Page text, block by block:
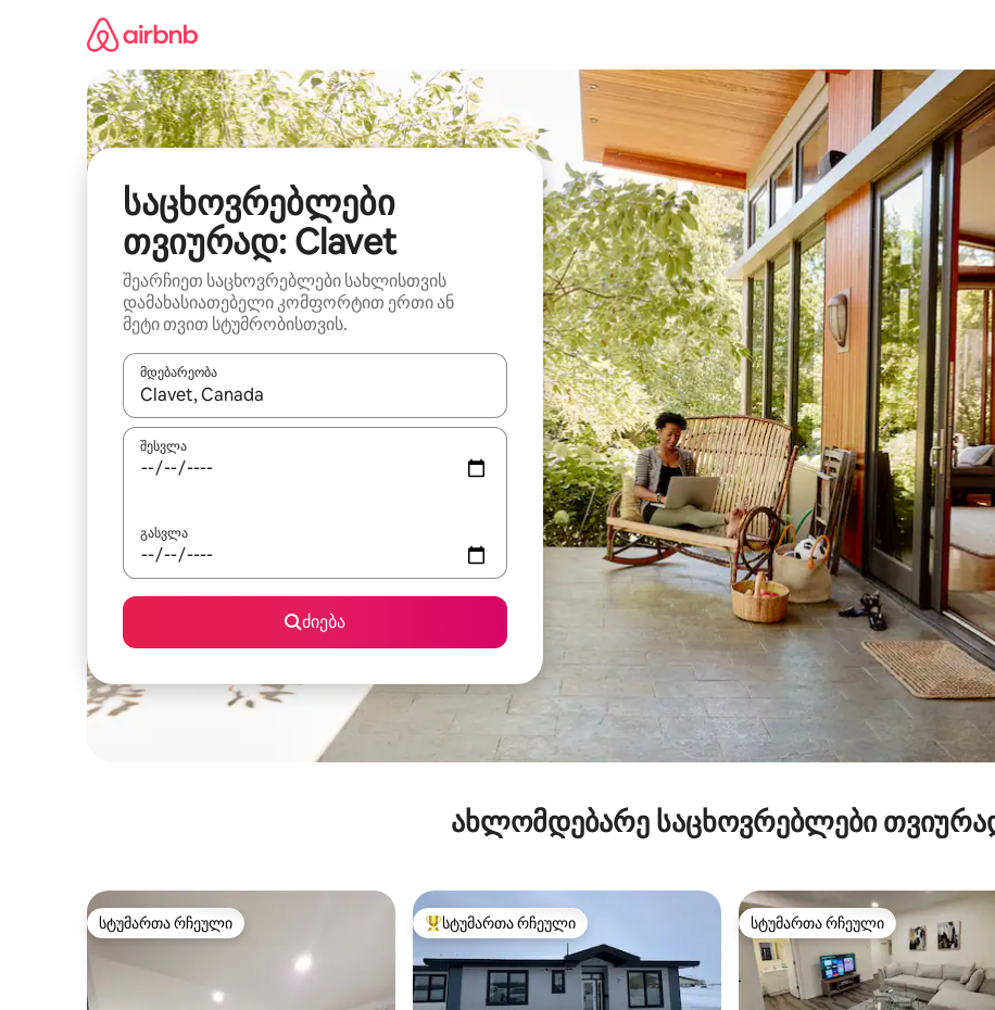
საცხოვრებლები
თვიურად: Clavet
შეარჩიეთ საცხოვრებლები სახლისთვის
დამახასიათებელი კომფორტით ერთი ან
მეტი თვით სტუმრობისთვის.
მდებარეობა
როცა შედეგები ხელმისაწვდომი გახდება, ნავიგაციისთვის გამოიყენეთ კლავიშები ზემოთ/ქვემოთ მიმართული ისრებით ან
შესვლა
გასვლა
ძიება
ახლომდებარე საცხოვრებლები
სტუმართა რჩეული
სტუმართა რჩეული სტუმართა რჩეული მოწინავე ვარიანტი
სტუმართა რჩეული სტუმართა რჩეული
სტუმართა რჩეული